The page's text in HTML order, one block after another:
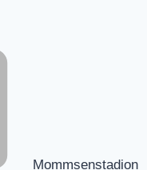
Mommsenstadion